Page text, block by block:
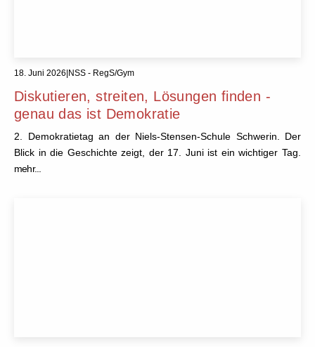
18. Juni 2026|NSS - RegS/Gym
Diskutieren, streiten, Lösungen finden -
genau das ist Demokratie
2. Demokratietag an der Niels-Stensen-Schule Schwerin. Der
Blick in die Geschichte zeigt, der 17. Juni ist ein wichtiger Tag.
mehr...